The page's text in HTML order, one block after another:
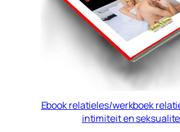
Ebook relatieles/werkboek
intimiteit en